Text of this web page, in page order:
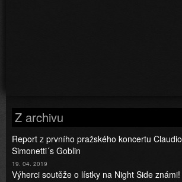
Z archivu
Report z prvního pražského koncertu Claudio
Simonetti´s Goblin
19. 04. 2019
Výherci soutěže o lístky na Night Side známi!